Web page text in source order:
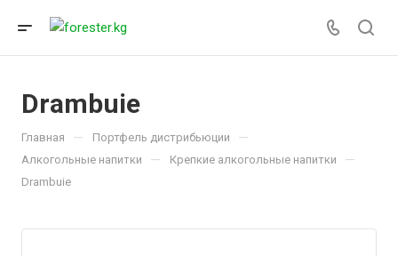
Drambuie
Главная — Портфель дистрибьюции —
Алкогольные напитки — Крепкие алкогольные напитки —
Drambuie